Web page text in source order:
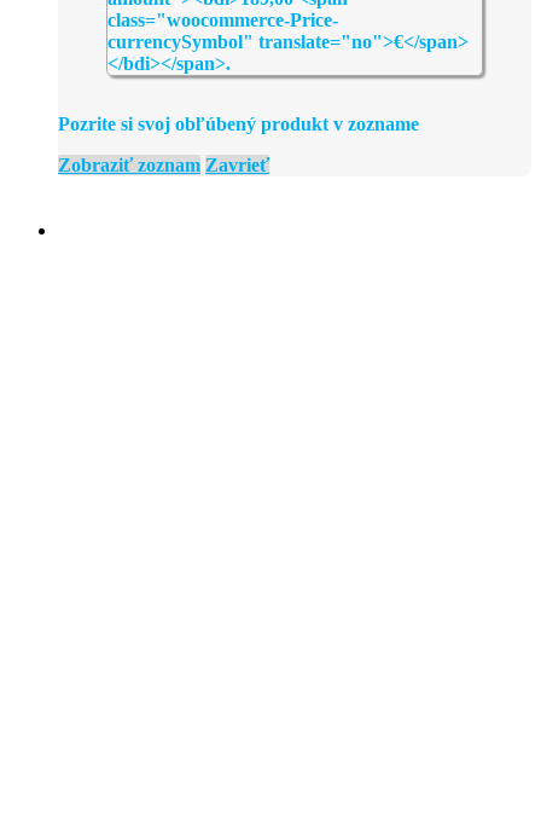
Pozrite si svoj obľúbený produkt v zozname
Zobraziť zoznam Zavrieť